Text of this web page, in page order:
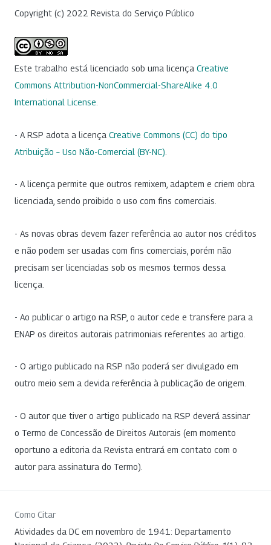
Copyright (c) 2022 Revista do Serviço Público
Este trabalho está licenciado sob uma licença Creative
Commons Attribution-NonCommercial-ShareAlike 4.0
International License
- A RSP adota a licença Creative Commons (CC) do tipo
Atribuição – Uso Não-Comercial (BY-NC)
- A licença permite que outros remixem, adaptem e criem obra
licenciada, sendo proibido o uso com fins comerciais.
- As novas obras devem fazer referência ao autor nos créditos
e não podem ser usadas com fins comerciais, porém não
precisam ser licenciadas sob os mesmos termos dessa
licença.
- Ao publicar o artigo na RSP, o autor cede e transfere para a
ENAP os direitos autorais patrimoniais referentes ao artigo.
- O artigo publicado na RSP não poderá ser divulgado em
outro meio sem a devida referência à publicação de origem.
- O autor que tiver o artigo publicado na RSP deverá assinar
o Termo de Concessão de Direitos Autorais (em momento
oportuno a editoria da Revista entrará em contato com o
autor para assinatura do Termo).
Como Citar
Atividades da DC em novembro de 1941: Departamento